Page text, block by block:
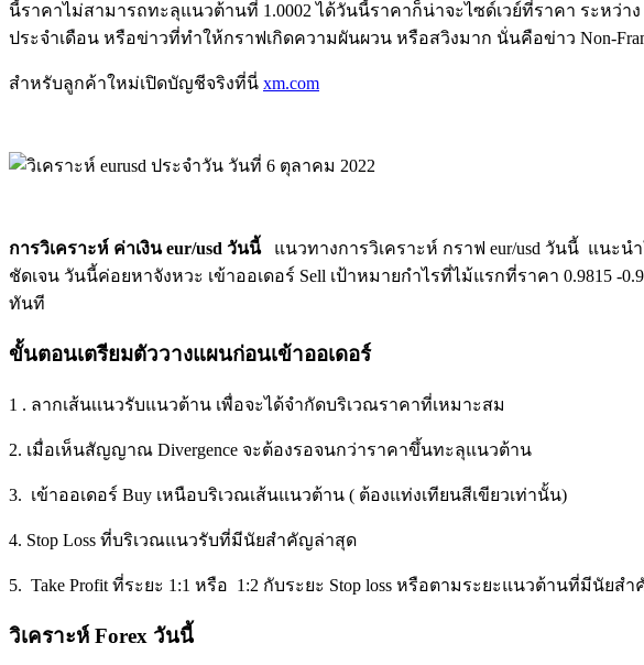
นี้ราคาไม่สามารถทะลุแนวต้านที่ 1.0002 ได้วันนี้ราคาก็น่าจะไซด์เวย์ที่ราคา ระหว่าง
ประจำเดือน หรือข่าวที่ทำให้กราฟเกิดความผันผวน หรือสวิงมาก นั่นคือข่าว Non-Fram
สำหรับลูกค้าใหม่เปิดบัญชีจริงที่นี่ xm.com
การวิเคราะห์ ค่าเงิน eur/usd วันนี้
แนวทางการวิเคราะห์ กราฟ eur/usd วันนี้ แน
ชัดเจน วันนี้ค่อยหาจังหวะ เข้าออเดอร์ Sell เป้าหมายกำไรที่ไม้แรกที่ราคา 0.9815 -
ทันที
ขั้นตอนเตรียมตัววางแผนก่อนเข้าออเดอร์
1 . ลากเส้นเเนวรับแนวต้าน เพื่อจะได้จำกัดบริเวณราคาที่เหมาะสม
2. เมื่อเห็นสัญญาณ Divergence จะต้องรอจนกว่าราคาขึ้นทะลุแนวต้าน
3. เข้าออเดอร์ Buy เหนือบริเวณเส้นแนวต้าน ( ต้องแท่งเทียนสีเขียวเท่านั้น)
4. Stop Loss ที่บริเวณแนวรับที่มีนัยสำคัญล่าสุด
5. Take Profit ที่ระยะ 1:1 หรือ 1:2 กับระยะ Stop loss หรือตามระยะแนวต้านที่มีนัยส
วิเคราะห์ Forex วันนี้